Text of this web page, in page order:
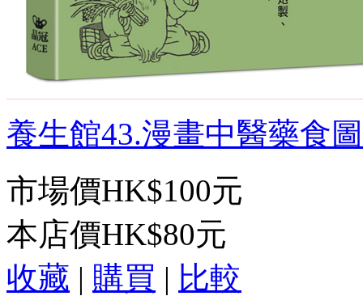
養生館43.漫畫中醫藥食
市場價HK$100元
本店價HK$80元
收藏 | 購買 | 比較